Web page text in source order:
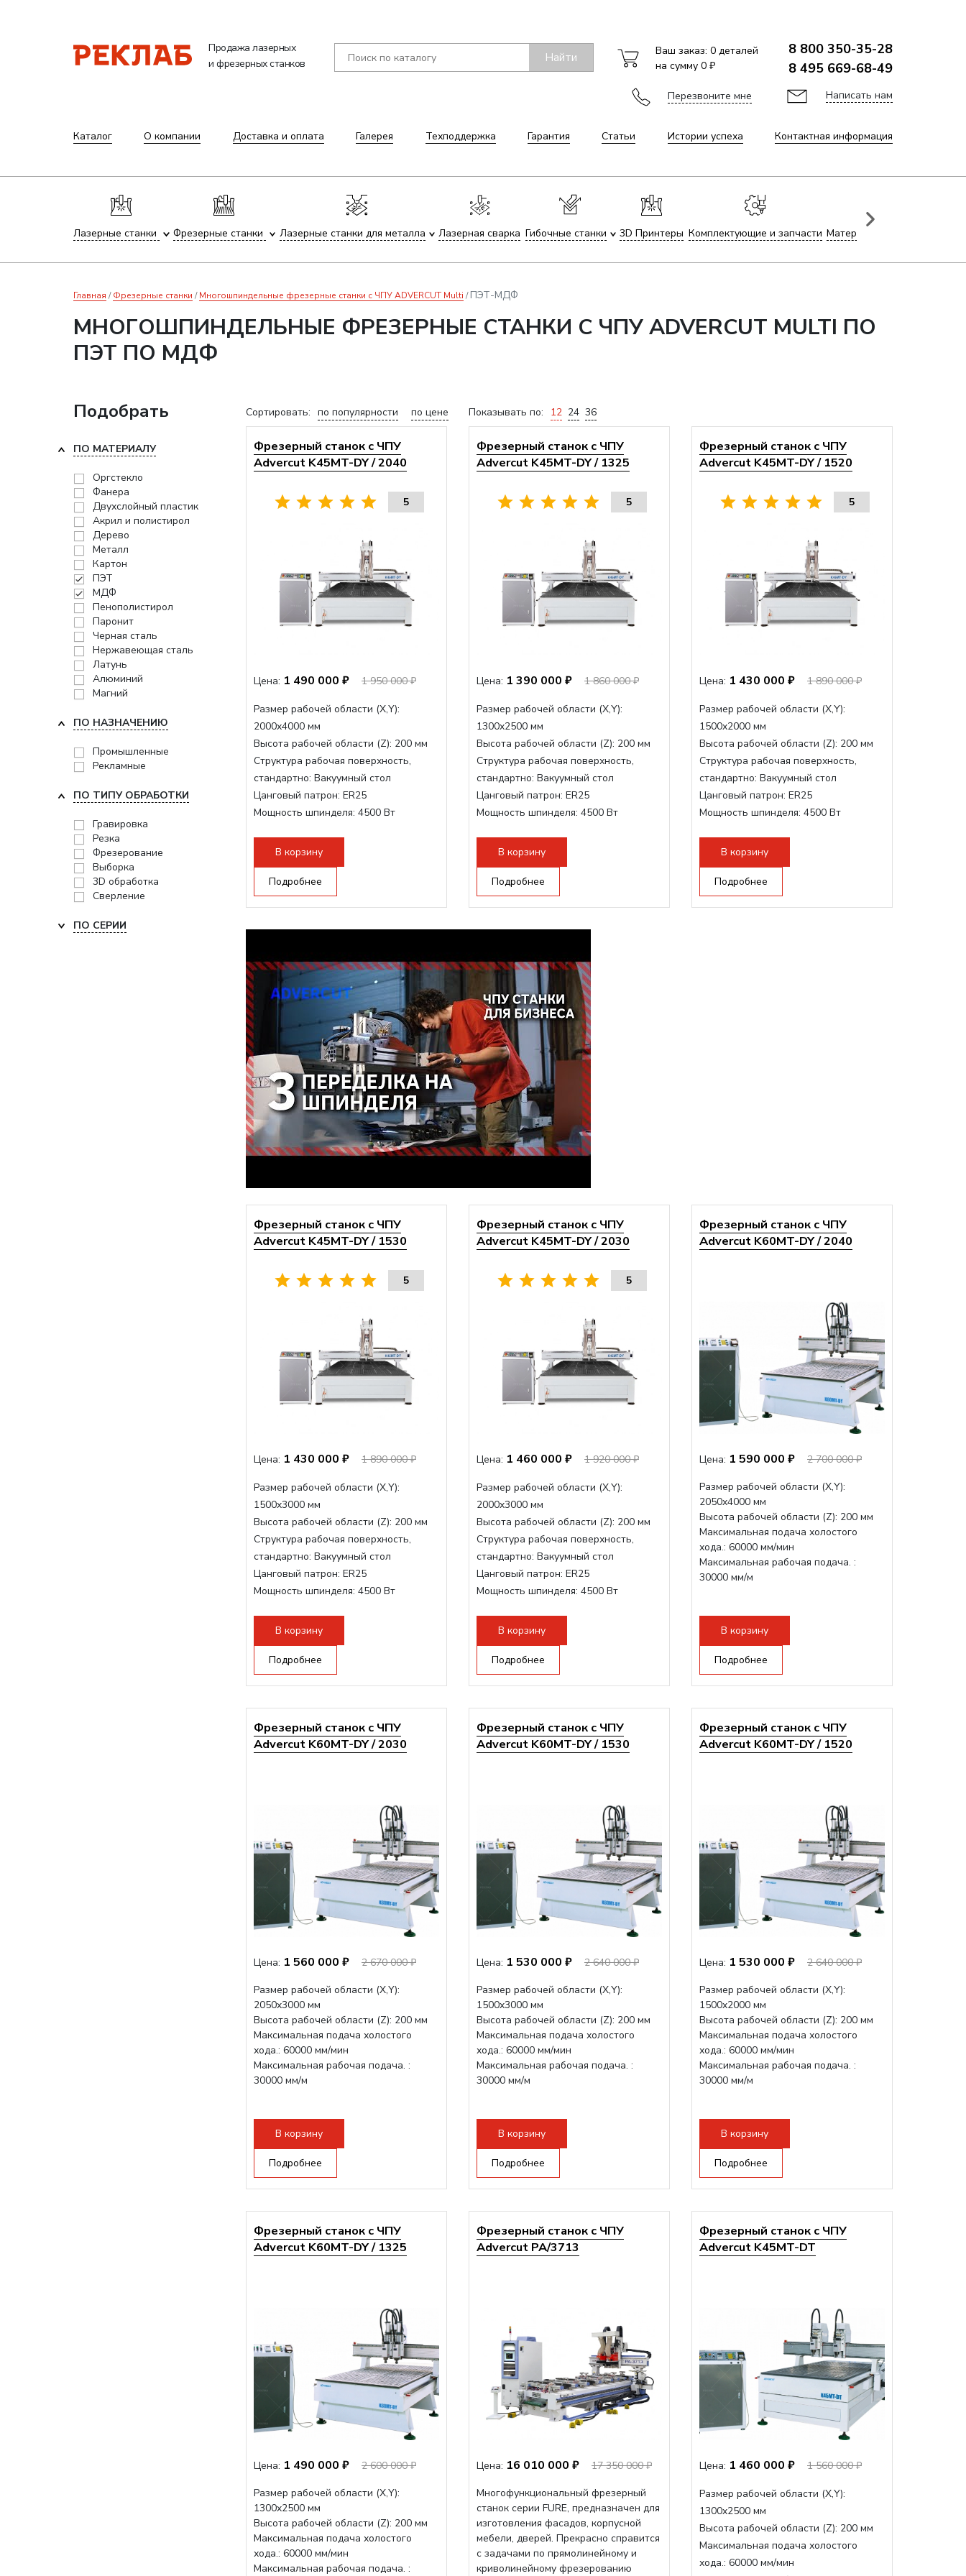
Продажа лазерных
и фрезерных станков
Найти Ваш заказ: 0деталей
на сумму 0 ₽
8 800 350-35-28
8 495 669-68-49
Перезвоните мне Написать нам
Каталог О компании Доставка и оплата Галерея Техподдержка Гарантия Статьи Истории успеха Контактная информация
Лазерные станки Фрезерные станки Лазерные станки для металла Лазерная сварка Гибочные станки 3D Принтеры Комплектующие и запчасти Материалы для лазерной
Главная Фрезерные станки Многошпиндельные фрезерные станки с ЧПУ ADVERCUT Multi ПЭТ-МДФ
МНОГОШПИНДЕЛЬНЫЕ ФРЕЗЕРНЫЕ СТАНКИ С ЧПУ ADVERCUT MULTI ПО
ПЭТ ПО МДФ
Сортировать: по популярности по цене Показывать по: 12 24 36
Фрезерный станок с ЧПУ
Advercut K45MT-DY / 2040
5
Цена: 1 490 000 ₽ 1 950 000 ₽
Размер рабочей области (Х,Y):
2000x4000 мм
Высота рабочей области (Z): 200 мм
Структура рабочая поверхность,
стандартно: Вакуумный стол
Цанговый патрон: ER25
Мощность шпинделя: 4500 Вт
Мощность инвертора:
В корзину
Подробнее
Фрезерный станок с ЧПУ
Advercut K45MT-DY / 1325
5
Цена: 1 390 000 ₽ 1 860 000 ₽
Размер рабочей области (Х,Y):
1300x2500 мм
Высота рабочей области (Z): 200 мм
Структура рабочая поверхность,
стандартно: Вакуумный стол
Цанговый патрон: ER25
Мощность шпинделя: 4500 Вт
Мощность инвертора:
В корзину
Подробнее
Фрезерный станок с ЧПУ
Advercut K45MT-DY / 1520
5
Цена: 1 430 000 ₽ 1 890 000 ₽
Размер рабочей области (Х,Y):
1500x2000 мм
Высота рабочей области (Z): 200 мм
Структура рабочая поверхность,
стандартно: Вакуумный стол
Цанговый патрон: ER25
Мощность шпинделя: 4500 Вт
Мощность инвертора:
В корзину
Подробнее
Фрезерный станок с ЧПУ
Advercut K45MT-DY / 1530
5
Цена: 1 430 000 ₽ 1 890 000 ₽
Размер рабочей области (Х,Y):
1500x3000 мм
Высота рабочей области (Z): 200 мм
Структура рабочая поверхность,
стандартно: Вакуумный стол
Цанговый патрон: ER25
Мощность шпинделя: 4500 Вт
Мощность инвертора:
В корзину
Подробнее
Фрезерный станок с ЧПУ
Advercut K45MT-DY / 2030
5
Цена: 1 460 000 ₽ 1 920 000 ₽
Размер рабочей области (Х,Y):
2000x3000 мм
Высота рабочей области (Z): 200 мм
Структура рабочая поверхность,
стандартно: Вакуумный стол
Цанговый патрон: ER25
Мощность шпинделя: 4500 Вт
Мощность инвертора:
В корзину
Подробнее
Фрезерный станок с ЧПУ
Advercut K60MT-DY / 2040
Цена: 1 590 000 ₽
2 700 000 ₽
Размер рабочей области (Х,Y):
2050x4000 мм
Высота рабочей области (Z): 200 мм
Максимальная подача холостого
хода.: 60000 мм/мин
Максимальная рабочая подача. :
30000 мм/м
В корзину
Подробнее
Фрезерный станок с ЧПУ
Advercut K60MT-DY / 2030
Цена: 1 560 000 ₽
2 670 000 ₽
Размер рабочей области (Х,Y):
2050x3000 мм
Высота рабочей области (Z): 200 мм
Максимальная подача холостого
хода.: 60000 мм/мин
Максимальная рабочая подача. :
30000 мм/м
В корзину
Подробнее
Фрезерный станок с ЧПУ
Advercut K60MT-DY / 1530
Цена: 1 530 000 ₽
2 640 000 ₽
Размер рабочей области (Х,Y):
1500x3000 мм
Высота рабочей области (Z): 200 мм
Максимальная подача холостого
хода.: 60000 мм/мин
Максимальная рабочая подача. :
30000 мм/м
В корзину
Подробнее
Фрезерный станок с ЧПУ
Advercut K60MT-DY / 1520
Цена: 1 530 000 ₽
2 640 000 ₽
Размер рабочей области (Х,Y):
1500x2000 мм
Высота рабочей области (Z): 200 мм
Максимальная подача холостого
хода.: 60000 мм/мин
Максимальная рабочая подача. :
30000 мм/м
В корзину
Подробнее
Фрезерный станок с ЧПУ
Advercut K60MT-DY / 1325
Цена: 1 490 000 ₽
2 600 000 ₽
Размер рабочей области (Х,Y):
1300x2500 мм
Высота рабочей области (Z): 200 мм
Максимальная подача холостого
хода.: 60000 мм/мин
Максимальная рабочая подача. :
Фрезерный станок с ЧПУ
Advercut PA/3713
Цена: 16 010 000 ₽
17 350 000 ₽
Многофункциональный фрезерный
станок серии FURE, предназначен для
изготовления фасадов, корпусной
мебели, дверей. Прекрасно справится
с задачами по прямолинейному и
криволинейному фрезерованию
Фрезерный станок с ЧПУ
Advercut K45MT-DT
Цена: 1 460 000 ₽ 1 560 000 ₽
Размер рабочей области (Х,Y):
1300x2500 мм
Высота рабочей области (Z): 200 мм
Максимальная подача холостого
хода.: 60000 мм/мин
Подобрать
ПО МАТЕРИАЛУ
Оргстекло
Фанера
Двухслойный пластик
Акрил и полистирол
Дерево
Металл
Картон
ПЭТ
МДФ
Пенополистирол
Паронит
Черная сталь
Нержавеющая сталь
Латунь
Алюминий
Магний
ПО НАЗНАЧЕНИЮ
Промышленные
Рекламные
ПО ТИПУ ОБРАБОТКИ
Гравировка
Резка
Фрезерование
Выборка
3D обработка
Сверление
ПО СЕРИИ